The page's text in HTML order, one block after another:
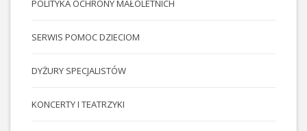
POLITYKA OCHRONY MAŁOLETNICH
SERWIS POMOC DZIECIOM
DYŻURY SPECJALISTÓW
KONCERTY I TEATRZYKI